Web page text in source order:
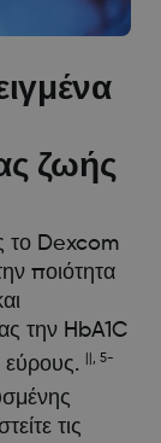
ζωής
το Dexcom
ποιότητα
την HbA1C
εύρους.
||, 5-
τις